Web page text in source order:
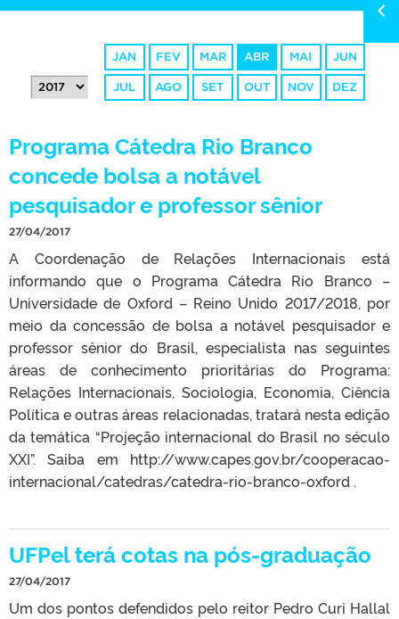
TELEFONES
JAN FEV MAR ABR MAI JUN
JUL AGO SET OUT NOV DEZ
Programa Cátedra Rio Branco
concede bolsa a notável
pesquisador e professor sênior
27/04/2017
A Coordenação de Relações Internacionais está
informando que o Programa Cátedra Rio Branco –
Universidade de Oxford – Reino Unido 2017/2018, por
meio da concessão de bolsa a notável pesquisador e
professor sênior do Brasil, especialista nas seguintes
áreas de conhecimento prioritárias do Programa:
Relações Internacionais, Sociologia, Economia, Ciência
Política e outras áreas relacionadas, tratará nesta edição
da temática “Projeção internacional do Brasil no século
XXI”. Saiba em http://www.capes.gov.br/cooperacao-
internacional/catedras/catedra-rio-branco-oxford .
UFPel terá cotas na pós-graduação
27/04/2017
Um dos pontos defendidos pelo reitor Pedro Curi Hallal